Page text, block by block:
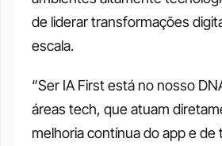
de liderar transformações
escala.
“Ser IA First está no nosso
áreas tech, que atuam
melhoria contínua do app e de